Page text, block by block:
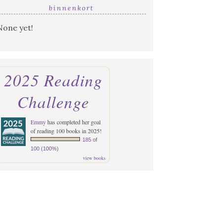
binnenkort
yet!
2025 Reading
Challenge
Emmyhas completed her goal
of reading 100 books in 2025!
185 of
100 (100%)
view books